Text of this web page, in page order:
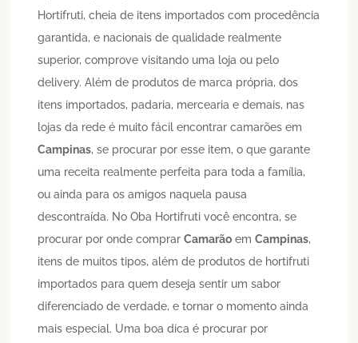
Hortifruti, cheia de itens importados com procedência
garantida, e nacionais de qualidade realmente
superior, comprove visitando uma loja ou pelo
delivery. Além de produtos de marca própria, dos
itens importados, padaria, mercearia e demais, nas
lojas da rede é muito fácil encontrar camarões em
Campinas, se procurar por esse item, o que garante
uma receita realmente perfeita para toda a família,
ou ainda para os amigos naquela pausa
descontraída. No Oba Hortifruti você encontra, se
procurar por onde comprarCamarão emCampinas,
itens de muitos tipos, além de produtos de hortifruti
importados para quem deseja sentir um sabor
diferenciado de verdade, e tornar o momento ainda
mais especial. Uma boa dica é procurar por